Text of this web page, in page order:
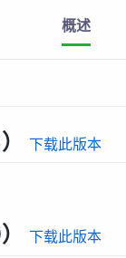
概述
下载此版本
下载此版本